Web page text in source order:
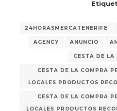
24HORASMERCATENERIFE
AGENCY ANUNCIO
CESTA DE LA
CESTA DE LA COMPRA
LOCALES PRODUCTOS
CESTA DE LA COMPRA
LOCALES PRODUCTOS